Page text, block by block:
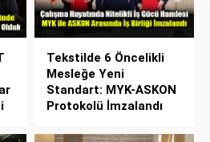
Tekstilde 6 Öncelikli
Mesleğe Yeni
Standart: MYK-ASKON
Protokolü İmzalandı